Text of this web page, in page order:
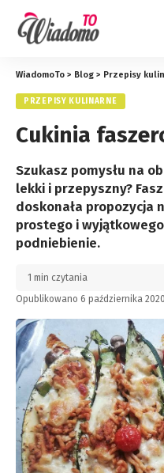
WiadomoTo > Blog > Przepisy
PRZEPISY KULINARNE
Cukinia
Szukasz pomysłu na
lekki i przepyszny?
doskonała propozycja
prostego i
podniebienie.
Opublikowano 6 października 2020
1 min czytania